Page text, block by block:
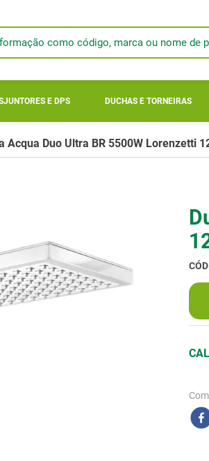
como código, marca ou nome de
E DPS DUCHAS E TORNEIRAS
Acqua Duo Ultra BR 5500W Lorenzetti
MAIS BUSCADOS
anauger 900